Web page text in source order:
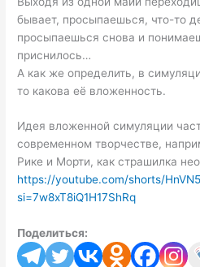
бывает, просыпаешься, что-то
просыпаешься снова и
приснилось…
А как же определить, в
то какова её вложенность.
Идея вложенной симуляции
современном творчестве,
Рике и Морти, как страшилка
https://youtube.com/shorts/
si=7w8xT8iQ1H17ShRq
Поделиться: